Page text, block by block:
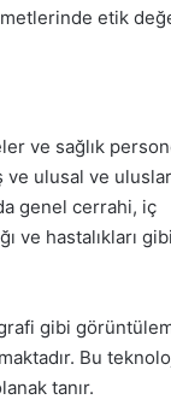
etik
ve sağlık
ve ulusal ve
genel cerrahi, iç
ve hastalıkları
gibi
Bu
tanır.